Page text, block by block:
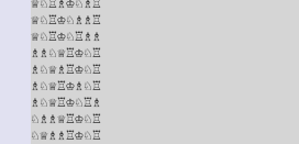
♕♘♖♔♘♗♗♖
♕♘♖♔♘♖♗♗
♗♗♘♕♖♔♘♖
♗♘♕♗♖♔♘♖
♗♘♕♖♔♗♘♖
♗♘♕♖♔♘♖♗
♘♗♗♕♖♔♘♖
♘♕♗♗♖♔♘♖